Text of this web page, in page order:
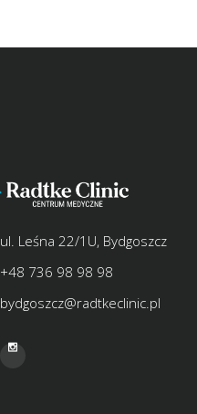
ul. Leśna 22/1U, Bydgoszcz
+48 736 98 98 98
bydgoszcz@radtkeclinic.pl